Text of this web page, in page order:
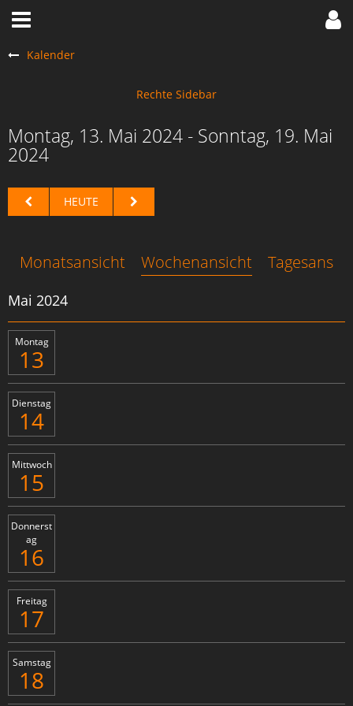
Kalender
Montag, 13. Mai 2024 - Sonntag, 19. Mai
2024
HEUTE
Monatsansicht Wochenansicht
Mai 2024
Montag
13
Dienstag
14
Mittwoch
15
Donnerst
ag
16
Freitag
17
Samstag
18